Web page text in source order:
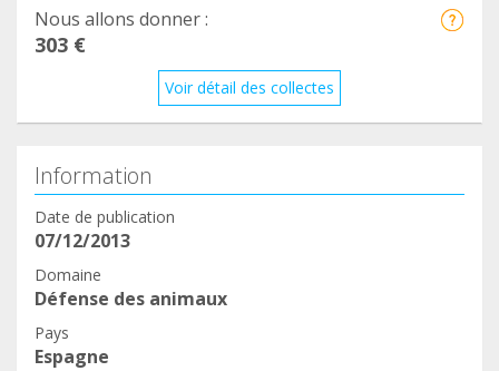
Nous allons donner :
303 €
Voir détail des collectes
Information
Date de publication
07/12/2013
Domaine
Défense des animaux
Pays
Espagne